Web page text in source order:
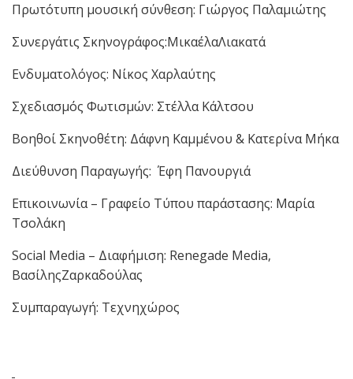
Πρωτότυπη μουσική σύνθεση: Γιώργος Παλαμιώτης
Συνεργάτις Σκηνογράφος:ΜικαέλαΛιακατά
Ενδυματολόγος: Νίκος Χαρλαύτης
Σχεδιασμός Φωτισμών: Στέλλα Κάλτσου
Βοηθοί Σκηνοθέτη: Δάφνη Καμμένου & Κατερίνα Μήκα
Διεύθυνση Παραγωγής: Έφη Πανουργιά
Επικοινωνία – Γραφείο Τύπου παράστασης: Μαρία
Τσολάκη
Social Media – Διαφήμιση: Renegade Media,
ΒασίληςΖαρκαδούλας
Συμπαραγωγή: Τεχνηχώρος